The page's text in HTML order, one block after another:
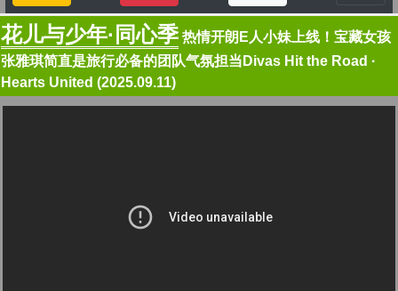
花儿与少年·同心季 热情开朗E人小妹上线！宝藏女孩
张雅琪简直是旅行必备的团队气氛担当Divas Hit the Road ·
Hearts United (2025.09.11)